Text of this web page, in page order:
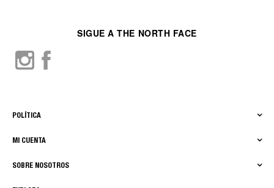
SOBRE NOSOTROS
MI CUENTA
POLÍTICA
SIGUE A THE NORTH FACE